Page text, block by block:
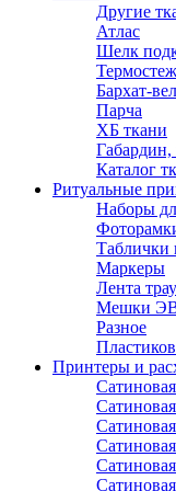
Другие
Атлас
Шелк
Бархат-
Парча
ХБ ткани
Габардин,
Каталог
Ритуальные
Наборы
Таблички
Маркеры
Лента
Мешки
Разное
Принтеры и